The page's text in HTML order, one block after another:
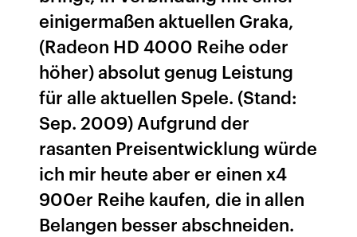
einigermaßen aktuellen Graka,
(Radeon HD 4000 Reihe oder
höher) absolut genug Leistung
für alle aktuellen Spele. (Stand:
Sep. 2009) Aufgrund der
rasanten Preisentwicklung würde
ich mir heute aber er einen x4
900er Reihe kaufen, die in allen
Belangen besser abschneiden.